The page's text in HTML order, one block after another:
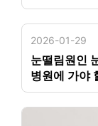
2026-01-29
눈떨림원인
병원에 가야